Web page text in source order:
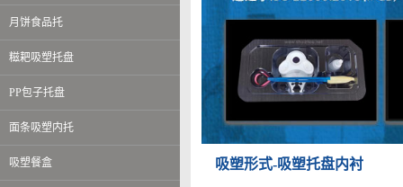
月饼食品托
糍耙吸塑托盘
PP包子托盘
面条吸塑内托
吸塑餐盒 吸塑形式-吸塑托盘内衬